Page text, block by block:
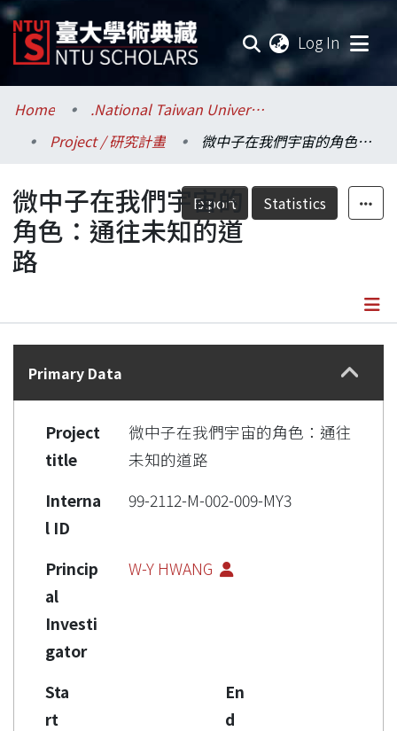
Log In
Communities & Collections
Research Outputs
Fundings & Projects
Researchers
Statistics
Home
.National Taiwan University / 國立臺灣大學
Project / 研究計畫
微中子在我們宇宙的角色：通往未知的道路
Export Statistics
微中子在我們宇宙的
角色：通往未知的道
路
Details
Primary Data
Project
title
微中子在我們宇宙的角色：通往
未知的道路
Interna
l ID
99-2112-M-002-009-MY3
Princip
al
Investi
gator
W-Y HWANG
Sta
rt
En
d